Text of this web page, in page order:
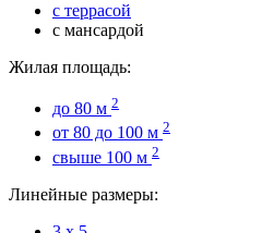
с террасой
с мансардой
Жилая площадь:
до 80 м 2
от 80 до 100 м 2
свыше 100 м 2
Линейные размеры: